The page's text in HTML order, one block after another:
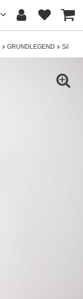
GRUNDLEGEND Sätze